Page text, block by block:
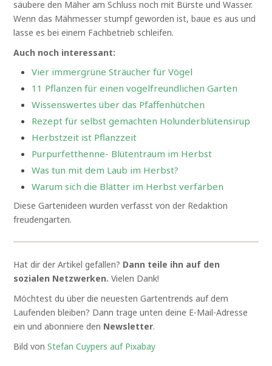
säubere den Mäher am Schluss noch mit Bürste und Wasser.
Wenn das Mähmesser stumpf geworden ist, baue es aus und
lasse es bei einem Fachbetrieb schleifen.
Auch noch interessant:
Vier immergrüne Sträucher für Vögel
11 Pflanzen für einen vogelfreundlichen Garten
Wissenswertes über das Pfaffenhütchen
Rezept für selbst gemachten Holunderblütensirup
Herbstzeit ist Pflanzzeit
Purpurfetthenne- Blütentraum im Herbst
Was tun mit dem Laub im Herbst?
Warum sich die Blätter im Herbst verfärben
Diese Gartenideen wurden verfasst von der Redaktion
freudengarten.
Hat dir der Artikel gefallen? Dann teile ihn auf den
sozialen Netzwerken.Vielen Dank!
Möchtest du über die neuesten Gartentrends auf dem
Laufenden bleiben? Dann trage unten deine E-Mail-Adresse
ein und abonniere den Newsletter.
Bild vonStefan Cuypers auf Pixabay